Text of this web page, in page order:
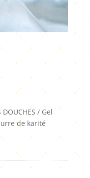
DOUCHES/ Gel
de karité